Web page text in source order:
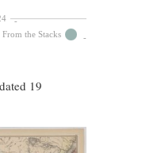
From the Stacks
dated 19